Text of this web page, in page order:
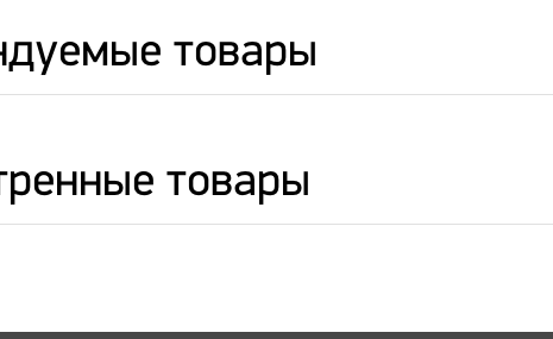
товары
товары